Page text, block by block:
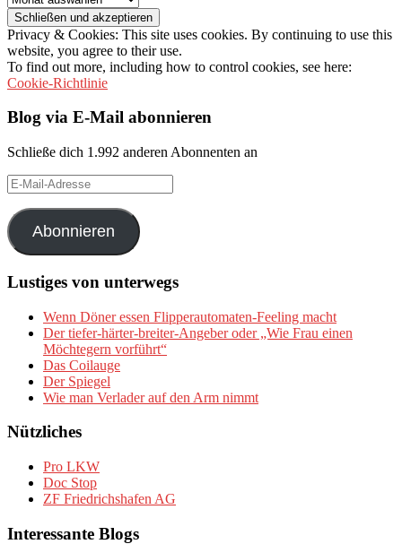
Privacy & Cookies: This site uses cookies. By continuing to use this
website, you agree to their use.
To find out more, including how to control cookies, see here:
Cookie-Richtlinie
Blog via E-Mail abonnieren
Schließe dich 1.992 anderen Abonnenten an
E-
Mail-
Adresse
Abonnieren
Lustiges von unterwegs
Wenn Döner essen Flipperautomaten-Feeling macht
Der tiefer-härter-breiter-Angeber oder „Wie Frau einen
Möchtegern vorführt“
Das Coilauge
Der Spiegel
Wie man Verlader auf den Arm nimmt
Nützliches
Pro LKW
Doc Stop
ZF Friedrichshafen AG
Interessante Blogs